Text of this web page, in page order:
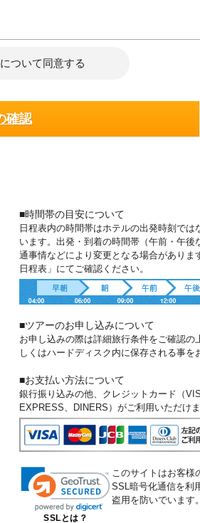
について同意する
■時間帯の目安について
日程表内の時間帯はホテルの出発時刻で
います。出発・到着の時間帯（午前・午
通事情などにより変更となる場合があり
日程表」にてご確認ください。
■ツアーのお申し込みについて
お申し込みの際は詳細旅行条件をご確認の
しくはハードディスク内に保存される事を
■お支払い方法について
銀行振り込みの他、クレジットカード（
EXPRESS、DINERS）がご利用いただけま
SSLとは？
このサイトはお客様
SSL暗号化通信を利
盗用を防いでいます。